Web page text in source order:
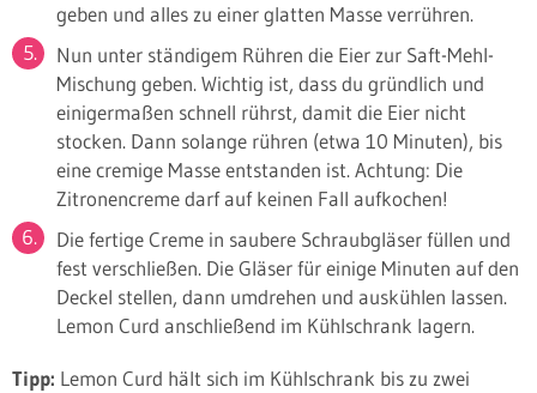
geben und alles zu einer glatten Masse verrühren.
Nun unter ständigem Rühren die Eier zur Saft-Mehl-
Mischung geben. Wichtig ist, dass du gründlich und
einigermaßen schnell rührst, damit die Eier nicht
stocken. Dann solange rühren (etwa 10 Minuten), bis
eine cremige Masse entstanden ist. Achtung: Die
Zitronencreme darf auf keinen Fall aufkochen!
Die fertige Creme in saubere Schraubgläser füllen und
fest verschließen. Die Gläser für einige Minuten auf den
Deckel stellen, dann umdrehen und auskühlen lassen.
Lemon Curd anschließend im Kühlschrank lagern.
Tipp: Lemon Curd hält sich im Kühlschrank bis zu zwei